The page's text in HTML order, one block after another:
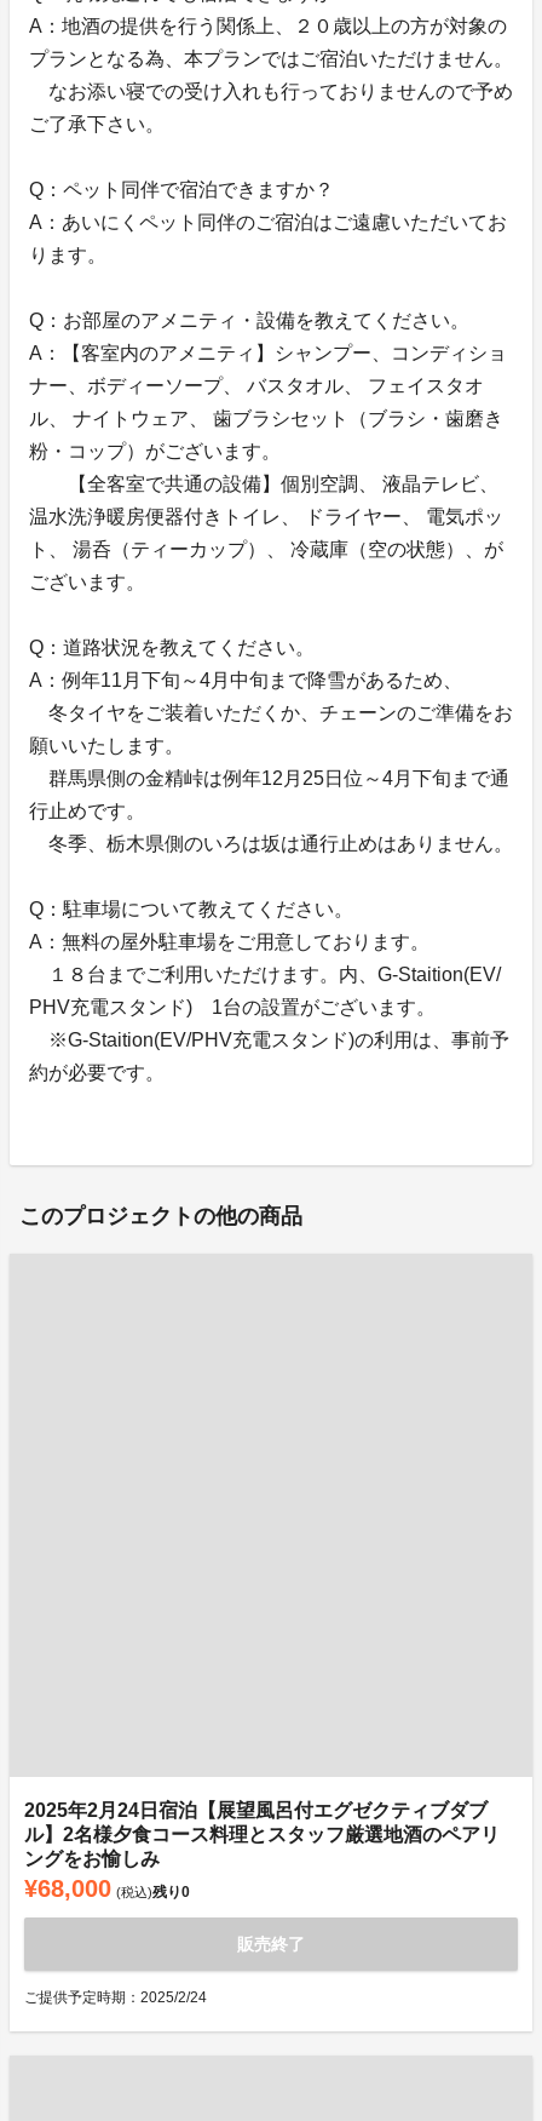
A：地酒の提供を行う関係上、２０歳以上の方が対象の
プランとなる為、本プランではご宿泊いただけません。
なお添い寝での受け入れも行っておりませんので予め
ご了承下さい。
Q：ペット同伴で宿泊できますか？
A：あいにくペット同伴のご宿泊はご遠慮いただいてお
ります。
Q：お部屋のアメニティ・設備を教えてください。
A：【客室内のアメニティ】シャンプー、コンディショ
ナー、ボディーソープ、 バスタオル、 フェイスタオ
ル、 ナイトウェア、 歯ブラシセット（ブラシ・歯磨き
粉・コップ）がございます。
【全客室で共通の設備】個別空調、 液晶テレビ、
温水洗浄暖房便器付きトイレ、 ドライヤー、 電気ポッ
ト、 湯呑（ティーカップ）、 冷蔵庫（空の状態）、が
ございます。
Q：道路状況を教えてください。
A：例年11月下旬～4月中旬まで降雪があるため、
冬タイヤをご装着いただくか、チェーンのご準備をお
願いいたします。
群馬県側の金精峠は例年12月25日位～4月下旬まで通
行止めです。
冬季、栃木県側のいろは坂は通行止めはありません。
Q：駐車場について教えてください。
A：無料の屋外駐車場をご用意しております。
１８台までご利用いただけます。内、G-Staition(EV/
PHV充電スタンド) 1台の設置がございます。
※G-Staition(EV/PHV充電スタンド)の利用は、事前予
約が必要です。
このプロジェクトの他の商品
2025年2月24日宿泊【展望風呂付エグゼクティブダブ
ル】2名様夕食コース料理とスタッフ厳選地酒のペアリ
ングをお愉しみ
¥68,000 (税込)残り0
販売終了
ご提供予定時期：2025/2/24